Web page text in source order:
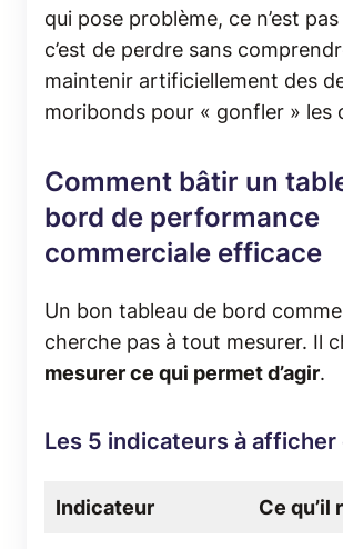
qui pose problème, ce n’est
c’est de perdre sans
maintenir artificiellement des
moribonds pour « gonfler » les
Comment bâtir un
bord de performance
commerciale efficace
Un bon tableau de bord
cherche pas à tout mesurer. Il
mesurer ce qui permet d’agir.
Les 5 indicateurs à
Indicateur Ce qu’il